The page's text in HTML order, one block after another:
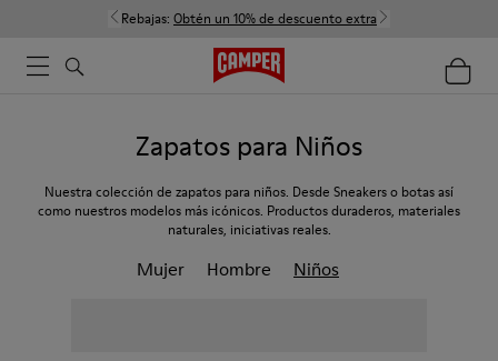
Rebajas: Obtén un 10% de descuento extra
Zapatos para Niños
Nuestra colección de zapatos para niños. Desde Sneakers o botas así
como nuestros modelos más icónicos. Productos duraderos, materiales
naturales, iniciativas reales.
Mujer Hombre Niños